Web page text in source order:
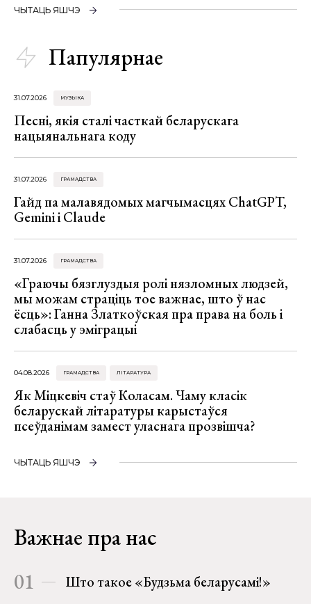
ЧЫТАЦЬ ЯШЧЭ
Папулярнае
31.07.2026 МУЗЫКА
Песні, якія сталі часткай беларускага
нацыянальнага коду
31.07.2026 ГРАМАДСТВА
Гайд па малавядомых магчымасцях ChatGPT,
Gemini і Claude
31.07.2026 ГРАМАДСТВА
«Граючы бязглуздыя ролі нязломных людзей,
мы можам страціць тое важнае, што ў нас
ёсць»: Ганна Златкоўская пра права на боль і
слабасць у эміграцыі
04.08.2026 ГРАМАДСТВА ЛІТАРАТУРА
Як Міцкевіч стаў Коласам. Чаму класік
беларускай літаратуры карыстаўся
псеўданімам замест уласнага прозвішча?
ЧЫТАЦЬ ЯШЧЭ
Важнае пра нас
01 Што такое «Будзьма беларусамі!»